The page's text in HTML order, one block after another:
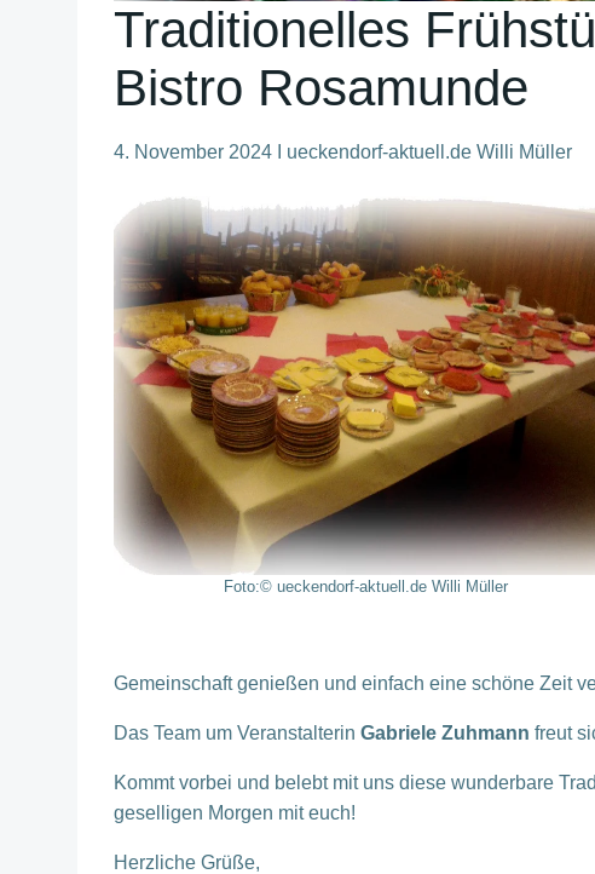
Traditionelles
Bistro Rosamunde
4. November 2024 I ueckendorf-aktuell.de Willi Müller
Foto:© ueckendorf-aktuell.de Willi Müller
Gemeinschaft genießen und einfach eine schöne Zeit
Das Team um Veranstalterin Gabriele Zuhmann freut
Kommt vorbei und belebt mit uns diese wunderbare
geselligen Morgen mit euch!
Herzliche Grüße,